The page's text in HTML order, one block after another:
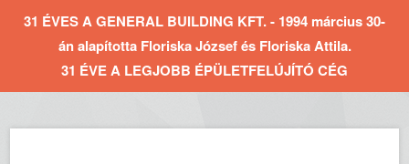
31 ÉVES A GENERAL BUILDING KFT. - 1994 március 30-
án alapította Floriska József és Floriska Attila.
31 ÉVE A LEGJOBB ÉPÜLETFELÚJÍTÓ CÉG